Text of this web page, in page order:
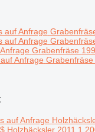
auf Anfrage
auf Anfrage
Grabenfräse
Anfrage Grabenfräse
auf Anfrage
Holzhäcksler 2011